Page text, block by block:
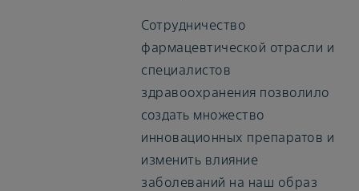
Сотрудничество
фармацевтической отрасли и
специалистов
здравоохранения позволило
создать множество
инновационных препаратов и
изменить влияние
заболеваний на наш образ